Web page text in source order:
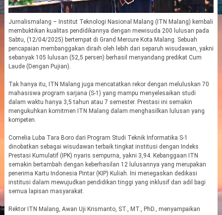
Jurnalismalang – Institut Teknologi Nasional Malang (ITN Malang) kembali
membuktikan kualitas pendidikannya dengan mewisuda 200 lulusan pada
Sabtu, (12/04/2025) bertempat di Grand Mercure Kota Malang. Sebuah
pencapaian membanggakan diraih oleh lebih dari separuh wisudawan, yakni
sebanyak 105 lulusan (52,5 persen) berhasil menyandang predikat Cum
Laude (Dengan Pujian).
Tak hanya itu, ITN Malang juga mencatatkan rekor dengan meluluskan 70
mahasiswa program sarjana (S-1) yang mampu menyelesaikan studi
dalam waktu hanya 3,5 tahun atau 7 semester. Prestasi ini semakin
mengukuhkan komitmen ITN Malang dalam menghasilkan lulusan yang
kompeten.
Cornelia Luba Tara Boro dari Program Studi Teknik Informatika S-1
dinobatkan sebagai wisudawan terbaik tingkat institusi dengan Indeks
Prestasi Kumulatif (IPK) nyaris sempurna, yakni 3,94. Kebanggaan ITN
semakin bertambah dengan keberhasilan 12 lulusannya yang merupakan
penerima Kartu Indonesia Pintar (KIP) Kuliah. Ini menegaskan dedikasi
institusi dalam mewujudkan pendidikan tinggi yang inklusif dan adil bagi
semua lapisan masyarakat.
Rektor ITN Malang, Awan Uji Krismanto, ST., MT., PhD., menyampaikan